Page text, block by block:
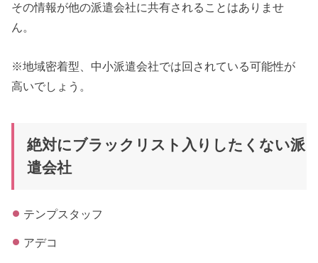
その情報が他の派遣会社に共有されることはありませ
ん。
※地域密着型、中小派遣会社では回されている可能性が
高いでしょう。
絶対にブラックリスト入りしたくない派
遣会社
テンプスタッフ
アデコ